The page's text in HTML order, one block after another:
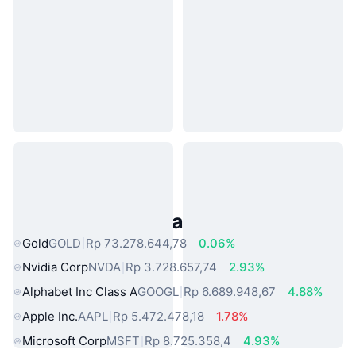
Aset Dunia Nyata Populer
GoldGOLD Rp 73.278.644,78
0.06%
Nvidia CorpNVDA Rp 3.728.657,74
2.93%
Alphabet Inc Class AGOOGL Rp 6.689.948,67
4.88%
Apple Inc.AAPL Rp 5.472.478,18
1.78%
Microsoft CorpMSFT Rp 8.725.358,4
4.93%